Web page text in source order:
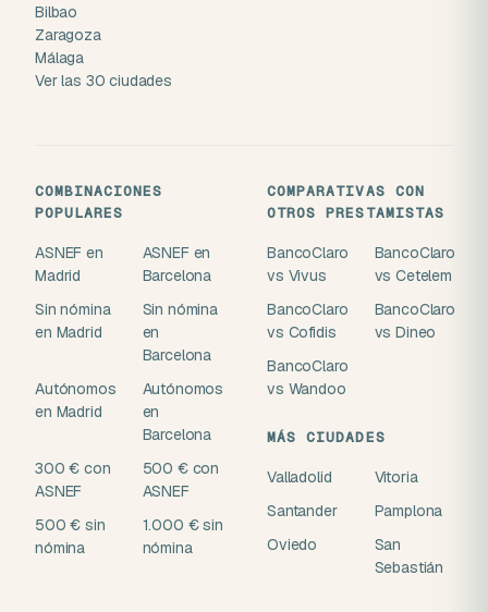
Bilbao
Zaragoza
Málaga
Ver las 30 ciudades
COMBINACIONES
POPULARES
ASNEF en
Madrid
ASNEF en
Barcelona
Sin nómina
en Madrid
Sin nómina
en
Barcelona
Autónomos
en Madrid
Autónomos
en
Barcelona
300 € con
ASNEF
500 € con
ASNEF
500 € sin
nómina
1.000 € sin
nómina
COMPARATIVAS CON
OTROS PRESTAMISTAS
BancoClaro
vs Vivus
BancoClaro
vs Cetelem
BancoClaro
vs Cofidis
BancoClaro
vs Dineo
BancoClaro
vs Wandoo
MÁS CIUDADES
Valladolid
Vitoria
Santander
Pamplona
Oviedo
San
Sebastián